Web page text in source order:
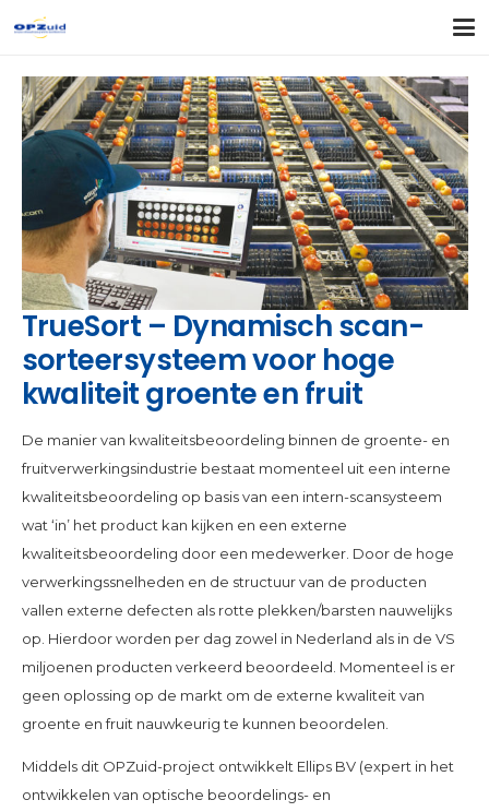
TrueSort – Dynamisch scan-
sorteersysteem voor hoge
kwaliteit groente en fruit
De manier van kwaliteitsbeoordeling binnen de groente- en
fruitverwerkingsindustrie bestaat momenteel uit een interne
kwaliteitsbeoordeling op basis van een intern-scansysteem
wat ‘in’ het product kan kijken en een externe
kwaliteitsbeoordeling door een medewerker. Door de hoge
verwerkingssnelheden en de structuur van de producten
vallen externe defecten als rotte plekken/barsten nauwelijks
op. Hierdoor worden per dag zowel in Nederland als in de VS
miljoenen producten verkeerd beoordeeld. Momenteel is er
geen oplossing op de markt om de externe kwaliteit van
groente en fruit nauwkeurig te kunnen beoordelen.
Middels dit OPZuid-project ontwikkelt Ellips BV (expert in het
ontwikkelen van optische beoordelings- en